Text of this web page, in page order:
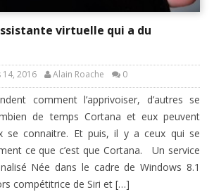
virtuelle qui a du
14, 2016 Alain Roache 0
comment l’apprivoiser, d’autres se
de temps Cortana et eux peuvent
se connaitre. Et puis, il y a ceux qui se
ce que c’est que Cortana. Un service
Née dans le cadre de Windows 8.1
compétitrice de Siri et […]